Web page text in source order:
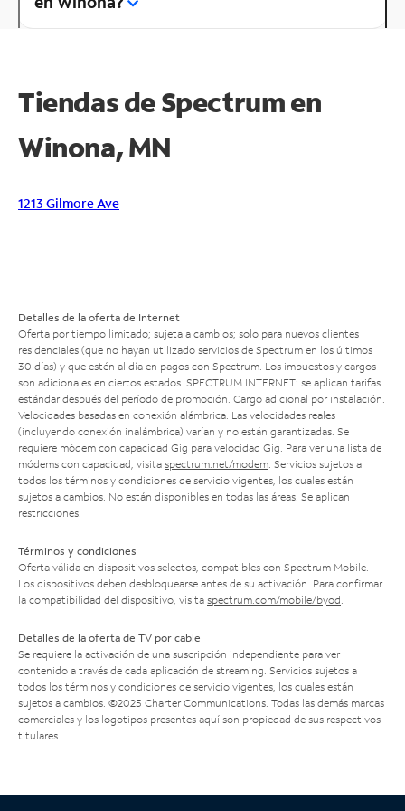
Tiendas de Spectrum en
Winona, MN
1213 Gilmore Ave
Detalles de la oferta de Internet
Oferta por tiempo limitado; sujeta a cambios; solo para nuevos clientes
residenciales (que no hayan utilizado servicios de Spectrum en los últimos
30 días) y que estén al día en pagos con Spectrum. Los impuestos y cargos
son adicionales en ciertos estados. SPECTRUM INTERNET: se aplican tarifas
estándar después del período de promoción. Cargo adicional por instalación.
Velocidades basadas en conexión alámbrica. Las velocidades reales
(incluyendo conexión inalámbrica) varían y no están garantizadas. Se
requiere módem con capacidad Gig para velocidad Gig. Para ver una lista de
módems con capacidad, visita spectrum.net/modem . Servicios sujetos a
todos los términos y condiciones de servicio vigentes, los cuales están
sujetos a cambios. No están disponibles en todas las áreas. Se aplican
restricciones.
Términos y condiciones
Oferta válida en dispositivos selectos, compatibles con Spectrum Mobile.
Los dispositivos deben desbloquearse antes de su activación. Para confirmar
la compatibilidad del dispositivo, visita spectrum.com/mobile/byod
Detalles de la oferta de TV por cable
Se requiere la activación de una suscripción independiente para ver
contenido a través de cada aplicación de streaming. Servicios sujetos a
todos los términos y condiciones de servicio vigentes, los cuales están
sujetos a cambios. ©2025 Charter Communications. Todas las demás marcas
comerciales y los logotipos presentes aquí son propiedad de sus respectivos
titulares.